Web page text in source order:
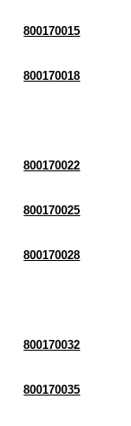
800170015
800170018
800170022
800170025
800170028
800170032
800170035